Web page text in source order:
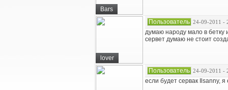
Bars
lover
Пользователь 24-09-2011 -
думаю народу мало в бетку
сервет думаю не стоит
Пользователь 24-09-2011 -
если будет сервак Ilsanny,